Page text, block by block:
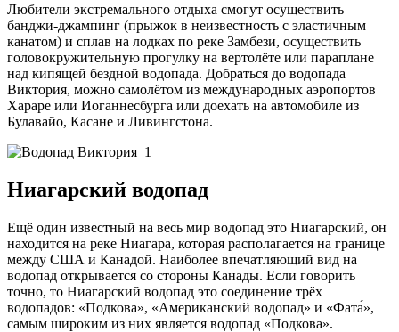
Любители экстремального отдыха смогут осуществить
банджи-джампинг (прыжок в неизвестность с эластичным
канатом) и сплав на лодках по реке Замбези, осуществить
головокружительную прогулку на вертолёте или параплане
над кипящей бездной водопада. Добраться до водопада
Виктория, можно самолётом из международных аэропортов
Хараре или Иоганнесбурга или доехать на автомобиле из
Булавайо, Касане и Ливингстона.
Ниагарский водопад
Ещё один известный на весь мир водопад это Ниагарский, он
находится на реке Ниагара, которая располагается на границе
между США и Канадой. Наиболее впечатляющий вид на
водопад открывается со стороны Канады. Если говорить
точно, то Ниагарский водопад это соединение трёх
водопадов: «Подкова», «Американский водопад» и «Фата́»,
самым широким из них является водопад «Подкова».